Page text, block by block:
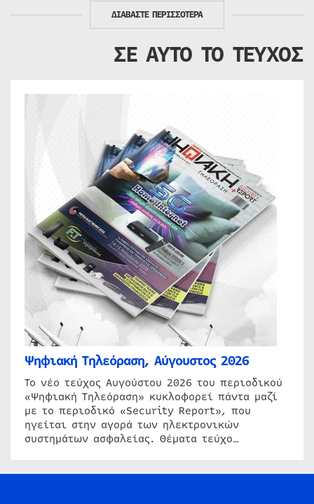
ΔΙΑΒΑΣΤΕ ΠΕΡΙΣΣΟΤΕΡΑ
ΣΕ ΑΥΤΟ ΤΟ ΤΕΥΧΟΣ
Ψηφιακή Τηλεόραση, Αύγουστος 2026
Το νέο τεύχος Αυγούστου 2026 του περιοδικού
«Ψηφιακή Τηλεόραση» κυκλοφορεί πάντα μαζί
με το περιοδικό «Security Report», που
ηγείται στην αγορά των ηλεκτρονικών
συστημάτων ασφαλείας. Θέματα τεύχο…